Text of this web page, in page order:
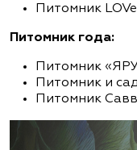
Питомник
Питомник года:
Питомник
Питомник и
Питомник